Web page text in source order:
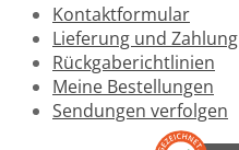
Kontaktformular
Lieferung und Zahlung
Rückgaberichtlinien
Meine Bestellungen
Sendungen verfolgen